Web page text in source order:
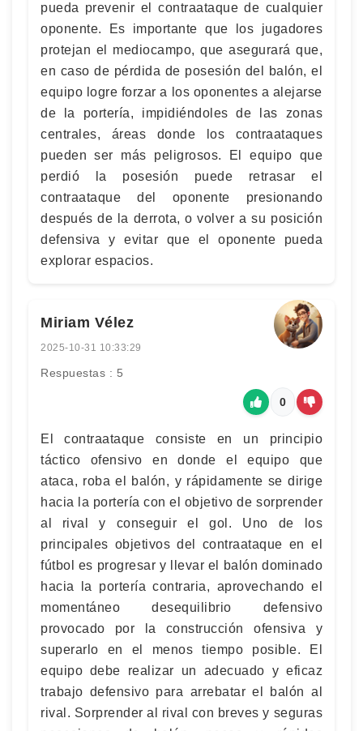
pueda prevenir el contraataque de cualquier
oponente. Es importante que los jugadores
protejan el mediocampo, que asegurará que,
en caso de pérdida de posesión del balón, el
equipo logre forzar a los oponentes a alejarse
de la portería, impidiéndoles de las zonas
centrales, áreas donde los contraataques
pueden ser más peligrosos. El equipo que
perdió la posesión puede retrasar el
contraataque del oponente presionando
después de la derrota, o volver a su posición
defensiva y evitar que el oponente pueda
explorar espacios.
Miriam Vélez
2025-10-31 10:33:29
Respuestas : 5
0
El contraataque consiste en un principio
táctico ofensivo en donde el equipo que
ataca, roba el balón, y rápidamente se dirige
hacia la portería con el objetivo de sorprender
al rival y conseguir el gol. Uno de los
principales objetivos del contraataque en el
fútbol es progresar y llevar el balón dominado
hacia la portería contraria, aprovechando el
momentáneo desequilibrio defensivo
provocado por la construcción ofensiva y
superarlo en el menos tiempo posible. El
equipo debe realizar un adecuado y eficaz
trabajo defensivo para arrebatar el balón al
rival. Sorprender al rival con breves y seguras